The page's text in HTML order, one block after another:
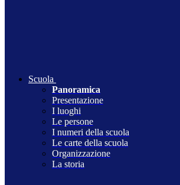
Scuola
Panoramica
Presentazione
I luoghi
Le persone
I numeri della scuola
Le carte della scuola
Organizzazione
La storia